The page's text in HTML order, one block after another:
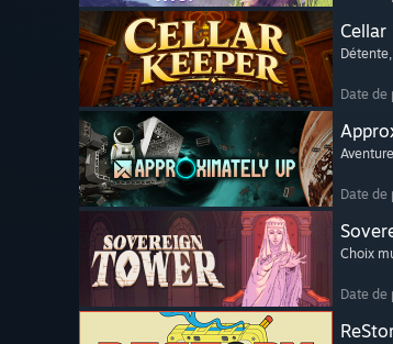
Cellar
Détente
Date de
Aventure
Date de
Choix
Date de